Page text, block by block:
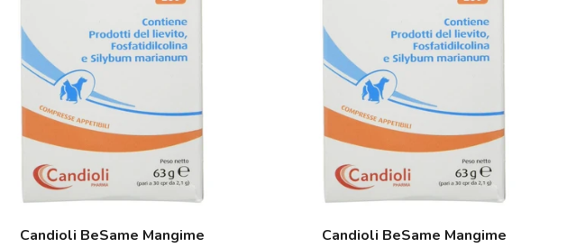
Candioli BeSame Mangime
Candioli BeSame Mangime